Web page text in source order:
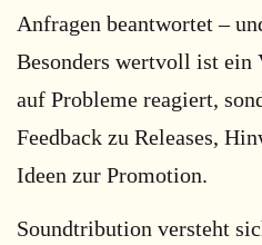
Anfragen beantwortet –
Besonders wertvoll ist ein
auf Probleme reagiert,
Feedback zu Releases,
Ideen zur Promotion.
Soundtribution versteht